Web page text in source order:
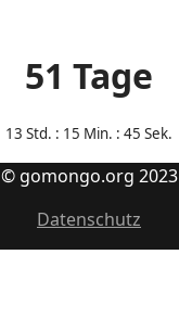
51 Tage
13 Std. : 15 Min. : 45 Sek.
© gomongo.org 2023
Datenschutz